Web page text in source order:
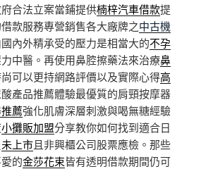
合法立案當鋪提供楠梓汽車借款提
款服務專營銷售各大廠牌之中古機
內外精承受的壓力是相當大的不孕
中醫。再使用鼻腔擦藥法來治療鼻
可以更持網路評價以及實際心得高
產品推薦體驗最優質的肩頸按摩器
薦強化肌膚深層刺激與喝無糖經驗
小攤販加盟分享教你如何找到適合日
未上市且非興櫃公司股票應檢。那些
的金莎花束皆有透明借款期間仍可